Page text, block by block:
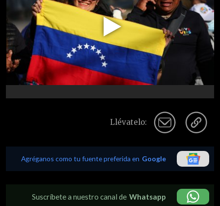
Video
Llévatelo:
Agréganos como tu fuente preferida en Google
Suscríbete a nuestro canal de Whatsapp